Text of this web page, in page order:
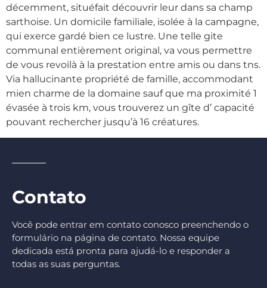
décemment, situéfait découvrir leur dans sa champ
sarthoise. Un domicile familiale, isolée à la campagne,
qui exerce gardé bien ce lustre. Une telle gite
communal entièrement original, va vous permettre
de vous revoilà à la prestation entre amis ou dans tns.
Via hallucinante propriété de famille, accommodant
mien charme de la domaine sauf que ma proximité 1
évasée à trois km, vous trouverez un gîte d’ capacité
pouvant rechercher jusqu’à 16 créatures.
Contato
Você pode entrar em contato conosco preenchendo o
formulário na página de contato. Nossa equipe
dedicada está pronta para ajudá-lo e responder a
todas as suas perguntas.